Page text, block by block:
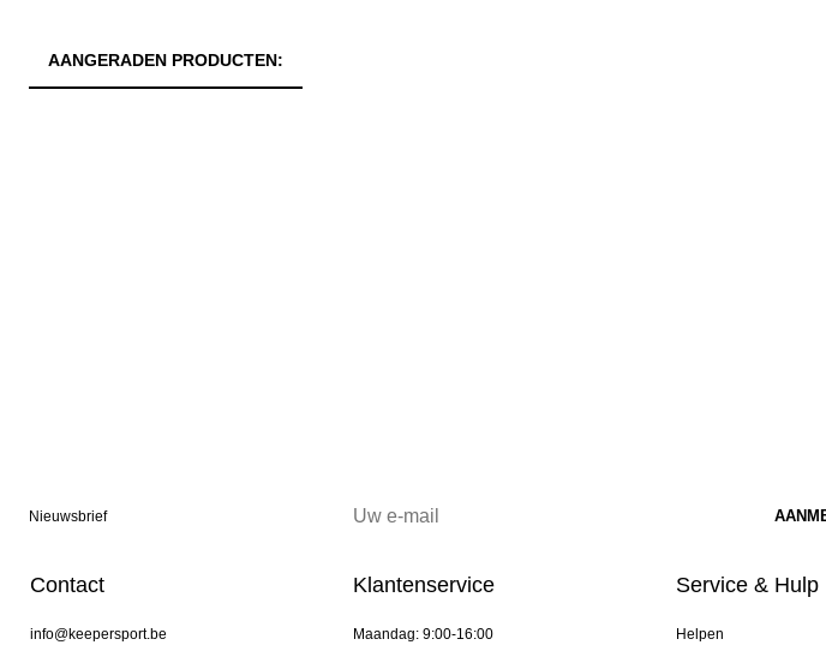
AANGERADEN PRODUCTEN:
Nieuwsbrief
Contact
info@keepersport.be
Klantenservice
Maandag: 9:00-16:00
Service & Hulp
Helpen